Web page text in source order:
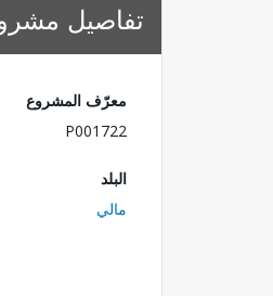
تفاصيل
معرّف المشروع
P001722
البلد
مالي